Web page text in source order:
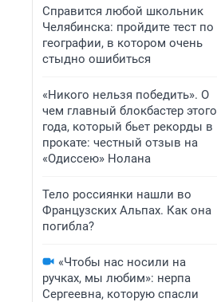
Справится любой школьник
Челябинска: пройдите тест по
географии, в котором очень
стыдно ошибиться
«Никого нельзя победить». О
чем главный блокбастер этого
года, который бьет рекорды в
прокате: честный отзыв на
«Одиссею» Нолана
Тело россиянки нашли во
Французских Альпах. Как она
погибла?
«Чтобы нас носили на
ручках, мы любим»: нерпа
Сергеевна, которую спасли